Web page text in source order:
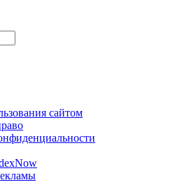
сайтом